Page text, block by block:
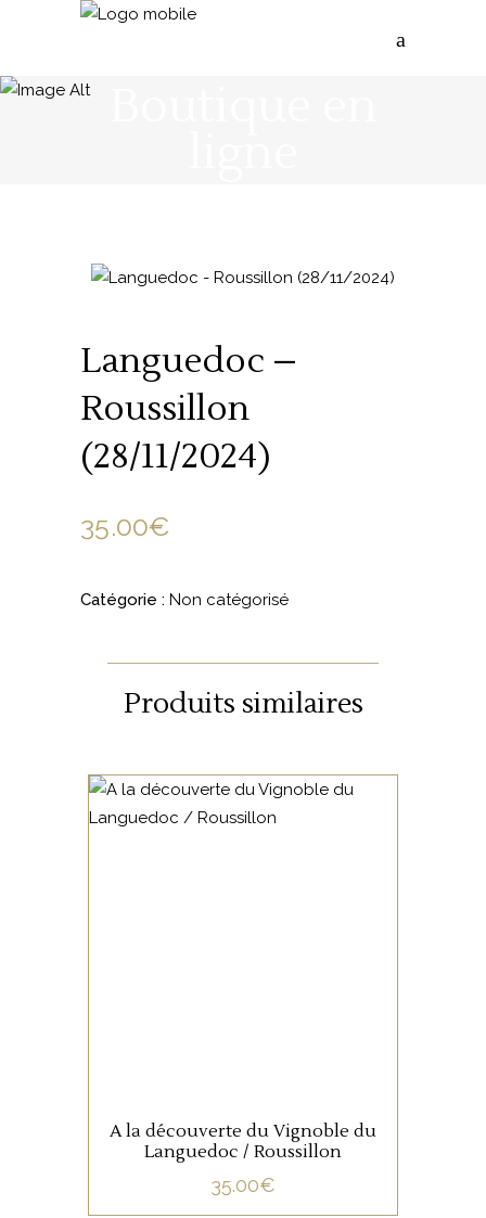
Languedoc –
Roussillon
(28/11/2024)
35.00€
Catégorie : Non catégorisé
Produits similaires
A la découverte du Vignoble du
Languedoc / Roussillon
35.00€